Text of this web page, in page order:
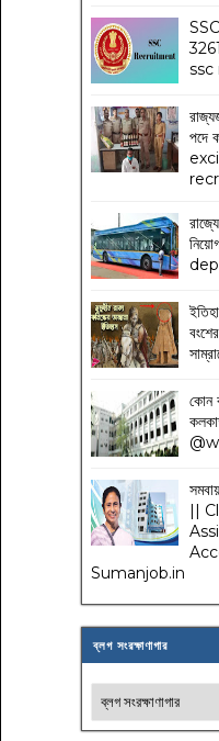
ssc
পদে
কোন
||
Sumanjob.in
ব্লগ সংরক্ষাণাগার